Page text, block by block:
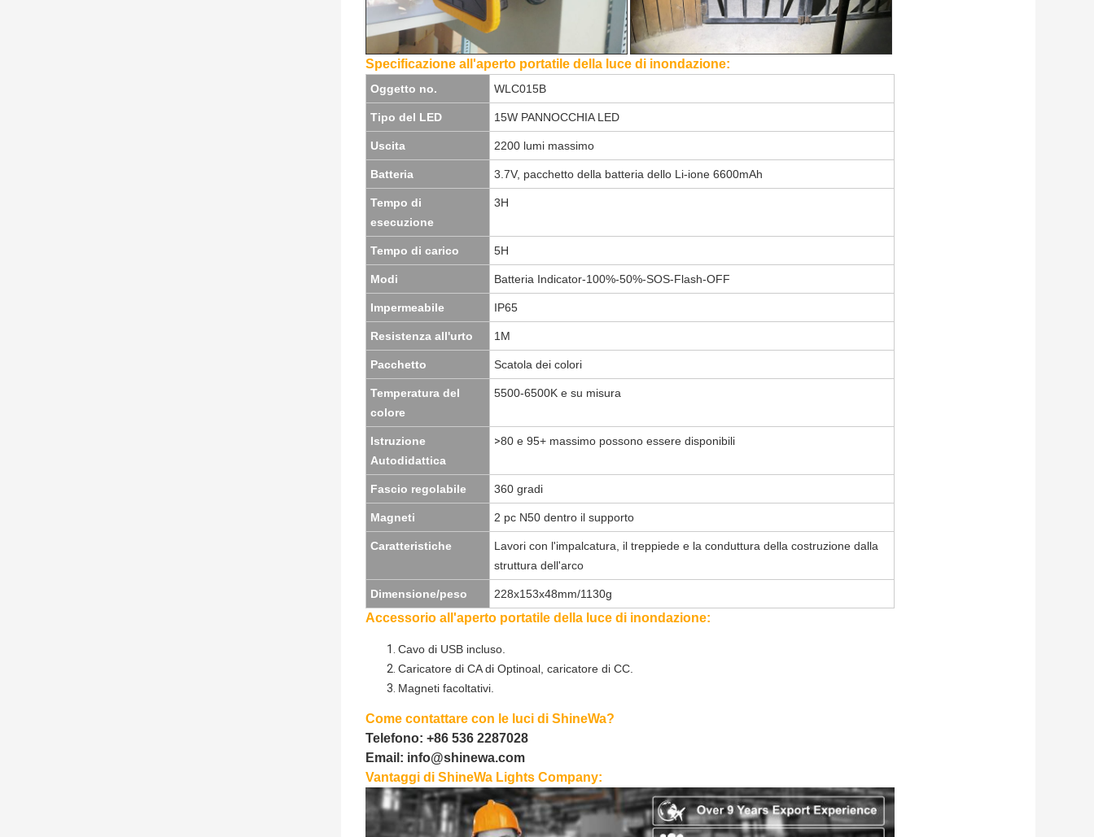
Specificazione all'aperto portatile della luce di inondazione:
Oggetto no. WLC015B
Tipo del LED 15W PANNOCCHIA LED
Uscita 2200 lumi massimo
Batteria 3.7V, pacchetto della batteria dello Li-ione 6600mAh
Tempo di
esecuzione
3H
Tempo di carico 5H
Modi Batteria Indicator-100%-50%-SOS-Flash-OFF
Impermeabile IP65
Resistenza all'urto 1M
Pacchetto Scatola dei colori
Temperatura del
colore
5500-6500K e su misura
Istruzione
Autodidattica
>80 e 95+ massimo possono essere disponibili
Fascio regolabile 360 gradi
Magneti 2 pc N50 dentro il supporto
Caratteristiche
Lavori con l'impalcatura, il treppiede e la conduttura della costruzione dalla
struttura dell'arco
Dimensione/peso 228x153x48mm/1130g
Accessorio all'aperto portatile della luce di inondazione:
Cavo di USB incluso.
Caricatore di CA di Optinoal, caricatore di CC.
Magneti facoltativi.
Come contattare con le luci di ShineWa?
Telefono: +86 536 2287028
Email: info@shinewa.com
Vantaggi di ShineWa Lights Company: